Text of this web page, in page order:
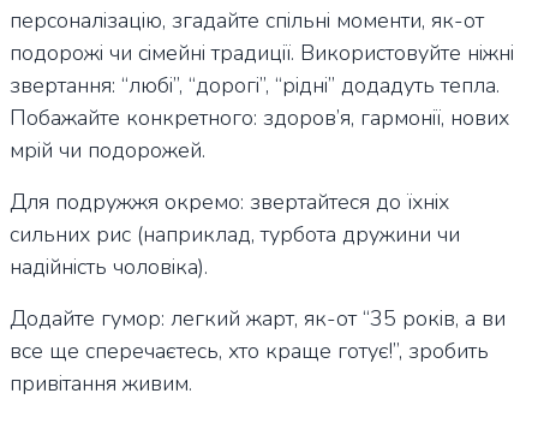
персоналізацію, згадайте спільні моменти, як-от
подорожі чи сімейні традиції. Використовуйте ніжні
звертання: “любі”, “дорогі”, “рідні” додадуть тепла.
Побажайте конкретного: здоров’я, гармонії, нових
мрій чи подорожей.
Для подружжя окремо: звертайтеся до їхніх
сильних рис (наприклад, турбота дружини чи
надійність чоловіка).
Додайте гумор: легкий жарт, як-от “35 років, а ви
все ще сперечаєтесь, хто краще готує!”, зробить
привітання живим.